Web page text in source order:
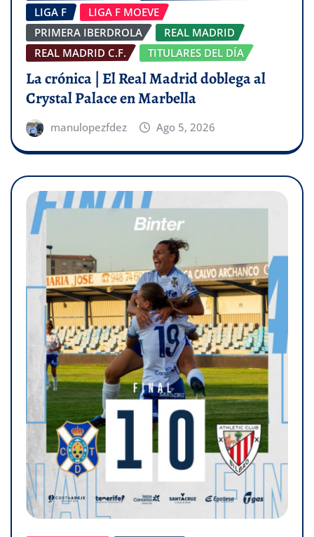
LIGA F
LIGA F MOEVE
PRIMERA IBERDROLA
REAL MADRID
REAL MADRID C.F.
TITULARES DEL DÍA
La crónica | El Real Madrid doblega al
Crystal Palace en Marbella
manulopezfdez Ago 5, 2026